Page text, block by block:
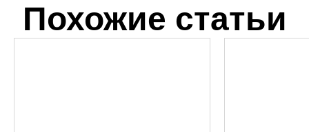
Похожие статьи